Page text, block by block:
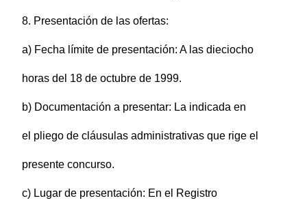
8. Presentación de las ofertas:
a) Fecha límite de presentación: A las dieciocho
horas del 18 de octubre de 1999.
b) Documentación a presentar: La indicada en
el pliego de cláusulas administrativas que rige el
presente concurso.
c) Lugar de presentación: En el Registro